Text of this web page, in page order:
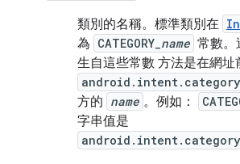
類別的名稱。標準類別在
為 CATEGORY_ name 常數。
生自這些常數 方法是在網址
方的 name 。例如：
字串值是